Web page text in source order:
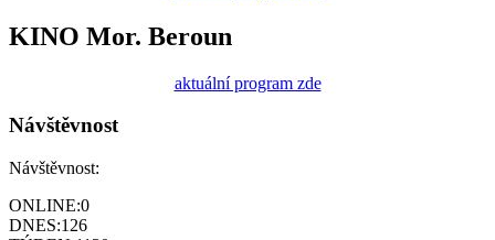
KINO Mor. Beroun
aktuální program zde
Návštěvnost
Návštěvnost:
ONLINE:0
DNES:126